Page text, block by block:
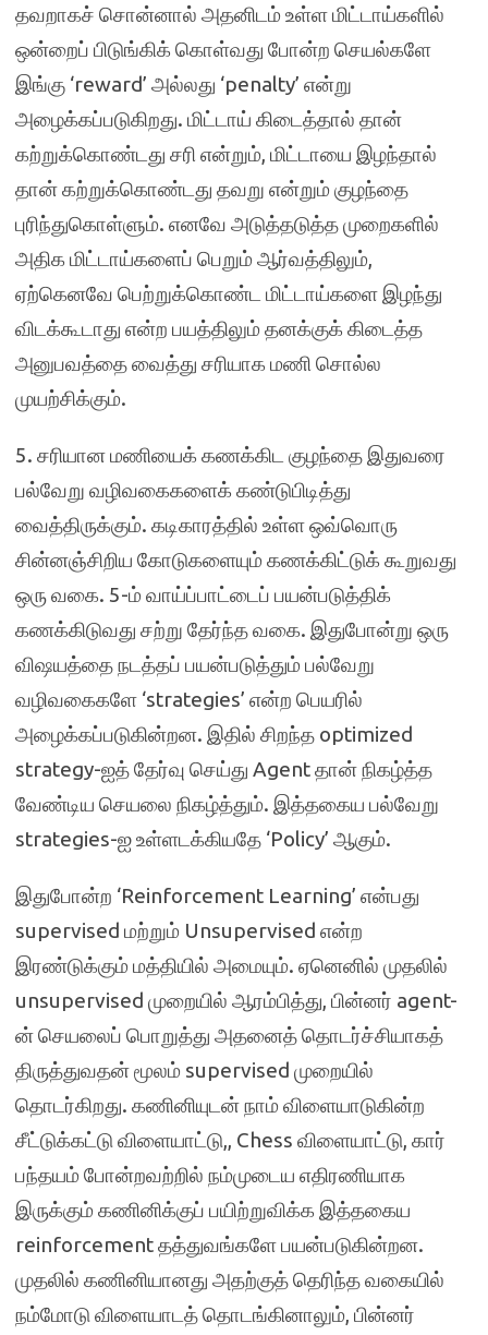
தவறாகச் சொன்னால் அதனிடம் உள்ள மிட்டாய்களில்
ஒன்றைப் பிடுங்கிக் கொள்வது போன்ற செயல்களே
இங்கு ‘reward’ அல்லது ‘penalty’ என்று
அழைக்கப்படுகிறது. மிட்டாய் கிடைத்தால் தான்
கற்றுக்கொண்டது சரி என்றும், மிட்டாயை இழந்தால்
தான் கற்றுக்கொண்டது தவறு என்றும் குழந்தை
புரிந்துகொள்ளும். எனவே அடுத்தடுத்த முறைகளில்
அதிக மிட்டாய்களைப் பெறும் ஆர்வத்திலும்,
ஏற்கெனவே பெற்றுக்கொண்ட மிட்டாய்களை இழந்து
விடக்கூடாது என்ற பயத்திலும் தனக்குக் கிடைத்த
அனுபவத்தை வைத்து சரியாக மணி சொல்ல
முயற்சிக்கும்.
5. சரியான மணியைக் கணக்கிட குழந்தை இதுவரை
பல்வேறு வழிவகைகளைக் கண்டுபிடித்து
வைத்திருக்கும். கடிகாரத்தில் உள்ள ஒவ்வொரு
சின்னஞ்சிறிய கோடுகளையும் கணக்கிட்டுக் கூறுவது
ஒரு வகை. 5-ம் வாய்ப்பாட்டைப் பயன்படுத்திக்
கணக்கிடுவது சற்று தேர்ந்த வகை. இதுபோன்று ஒரு
விஷயத்தை நடத்தப் பயன்படுத்தும் பல்வேறு
வழிவகைகளே ‘strategies’ என்ற பெயரில்
அழைக்கப்படுகின்றன. இதில் சிறந்த optimized
strategy-ஐத் தேர்வு செய்து Agent தான் நிகழ்த்த
வேண்டிய செயலை நிகழ்த்தும். இத்தகைய பல்வேறு
strategies-ஐ உள்ளடக்கியதே ‘Policy’ ஆகும்.
இதுபோன்ற ‘Reinforcement Learning’ என்பது
supervised மற்றும் Unsupervised என்ற
இரண்டுக்கும் மத்தியில் அமையும். ஏனெனில் முதலில்
unsupervised முறையில் ஆரம்பித்து, பின்னர் agent-
ன் செயலைப் பொறுத்து அதனைத் தொடர்ச்சியாகத்
திருத்துவதன் மூலம் supervised முறையில்
தொடர்கிறது. கணினியுடன் நாம் விளையாடுகின்ற
சீட்டுக்கட்டு விளையாட்டு,, Chess விளையாட்டு, கார்
பந்தயம் போன்றவற்றில் நம்முடைய எதிரணியாக
இருக்கும் கணினிக்குப் பயிற்றுவிக்க இத்தகைய
reinforcement தத்துவங்களே பயன்படுகின்றன.
முதலில் கணினியானது அதற்குத் தெரிந்த வகையில்
நம்மோடு விளையாடத் தொடங்கினாலும், பின்னர்